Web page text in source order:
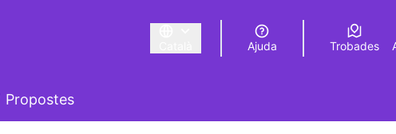
Triar la llengua Elegir el idioma Choose
Ajuda Trobades
d'usuari
Propostes